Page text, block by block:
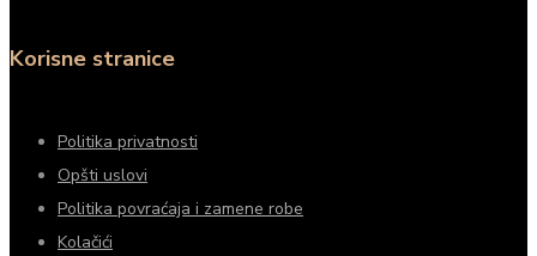
Korisne stranice
Politika privatnosti
Opšti uslovi
Politika povraćaja i zamene robe
Kolačići